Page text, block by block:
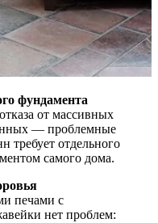
фундамента
от массивных
— проблемные
требует отдельного
самого дома.
печами с
нет проблем: